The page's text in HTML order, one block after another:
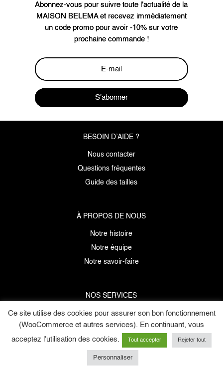
Abonnez-vous pour suivre toute l'actualité de la
MAISON BELEMA et recevez immédiatement
un code promo pour avoir -10% sur votre
prochaine commande !
S'abonner
BESOIN D’AIDE ?
Nous contacter
Questions fréquentes
Guide des tailles
À PROPOS DE NOUS
Notre histoire
Notre équipe
Notre savoir-faire
NOS SERVICES
Données personnelles
Mentions légales
C.G.V
E-cartes cadeaux
Ce site utilise des cookies pour assurer son bon fonctionnement
(WooCommerce et autres services). En continuant, vous
acceptez l'utilisation des cookies.
Tout accepter Rejeter tout
Personnaliser